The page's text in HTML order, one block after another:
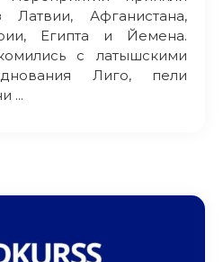
Афганистана,
Египта и Йемена.
с латышскими
Лиго, пели
...